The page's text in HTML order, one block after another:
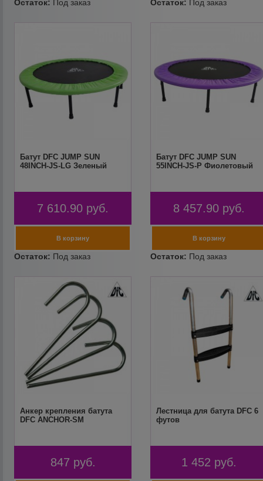
Батут DFC JUMP SUN
48INCH-JS-LG Зеленый
7 610.90 руб.
Батут DFC JUMP SUN
55INCH-JS-P Фиолетовый
8 457.90 руб.
Анкер крепления батута
DFC ANCHOR-SM
847 руб.
Лестница для батута DFC 6
футов
1 452 руб.